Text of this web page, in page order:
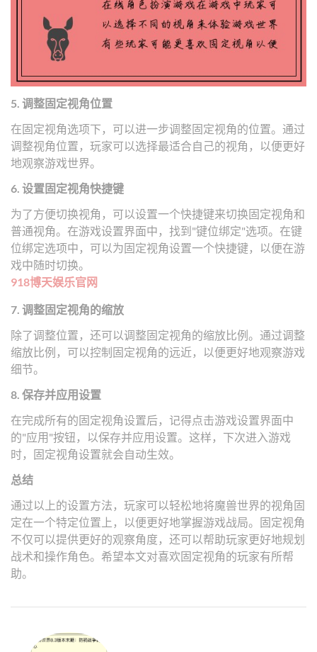
5. 调整固定视角位置
在固定视角选项下，可以进一步调整固定视角的位置。通过
调整视角位置，玩家可以选择最适合自己的视角，以便更好
地观察游戏世界。
6. 设置固定视角快捷键
为了方便切换视角，可以设置一个快捷键来切换固定视角和
普通视角。在游戏设置界面中，找到"键位绑定"选项。在键
位绑定选项中，可以为固定视角设置一个快捷键，以便在游
戏中随时切换。
918博天娱乐官网
7. 调整固定视角的缩放
除了调整位置，还可以调整固定视角的缩放比例。通过调整
缩放比例，可以控制固定视角的远近，以便更好地观察游戏
细节。
8. 保存并应用设置
在完成所有的固定视角设置后，记得点击游戏设置界面中
的"应用"按钮，以保存并应用设置。这样，下次进入游戏
时，固定视角设置就会自动生效。
总结
通过以上的设置方法，玩家可以轻松地将魔兽世界的视角固
定在一个特定位置上，以便更好地掌握游戏战局。固定视角
不仅可以提供更好的观察角度，还可以帮助玩家更好地规划
战术和操作角色。希望本文对喜欢固定视角的玩家有所帮
助。